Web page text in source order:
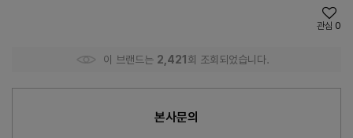
관심 0
이 브랜드는 2,421 회 조회되었습니다.
본사문의